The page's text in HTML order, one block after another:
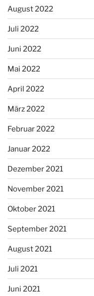
August 2022
Juli 2022
Juni 2022
Mai 2022
April 2022
März 2022
Februar 2022
Januar 2022
Dezember 2021
November 2021
Oktober 2021
September 2021
August 2021
Juli 2021
Juni 2021